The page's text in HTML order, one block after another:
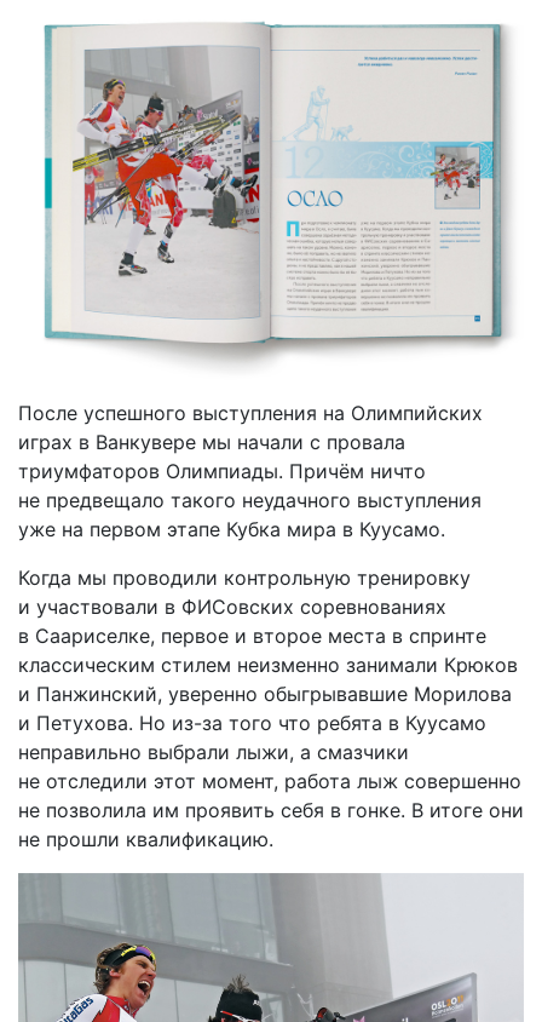
После успешного выступления на Олимпийских
играх в Ванкувере мы начали с провала
триумфаторов Олимпиады. Причём ничто
не предвещало такого неудачного выступления
уже на первом этапе Кубка мира в Куусамо.
Когда мы проводили контрольную тренировку
и участвовали в ФИСовских соревнованиях
в Саариселке, первое и второе места в спринте
классическим стилем неизменно занимали Крюков
и Панжинский, уверенно обыгрывавшие Морилова
и Петухова. Но из-за того что ребята в Куусамо
неправильно выбрали лыжи, а смазчики
не отследили этот момент, работа лыж совершенно
не позволила им проявить себя в гонке. В итоге они
не прошли квалификацию.